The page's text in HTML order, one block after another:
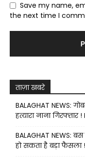
Save my name,
the next time I
ताज़ा खबरे
BALAGHAT NEWS:
हत्यारा नाना गिरफ्तार !
BALAGHAT NEWS:
हो सकता है बड़ा फैसला !